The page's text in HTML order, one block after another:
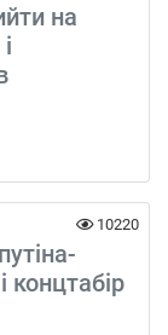
на
10220
концтабір